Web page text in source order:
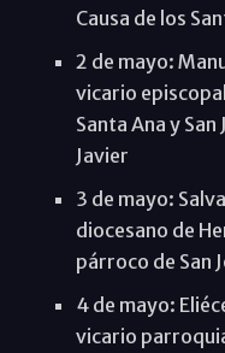
Causa de los
2 de mayo:
vicario
Santa Ana y San
Javier
3 de mayo:
diocesano de
párroco de San
4 de mayo:
vicario